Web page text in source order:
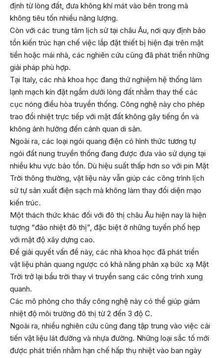
định từ lòng đất, đưa không khí mát vào bên trong mà
không tiêu tốn nhiều năng lượng.
Còn với các trung tâm lịch sử tại châu Âu, nơi quy định bảo
tồn kiến trúc hạn chế việc lắp đặt thiết bị hiện đại trên mặt
tiền hoặc mái nhà, các nghiên cứu cũng đã phát triển những
giải pháp phù hợp.
Tại Italy, các nhà khoa học đang thử nghiệm hệ thống làm
lạnh mạch kín đặt ngầm dưới lòng đất nhằm thay thế các
cục nóng điều hòa truyền thống. Công nghệ này cho phép
trao đổi nhiệt trực tiếp với mặt đất không gây tiếng ồn và
không ảnh hưởng đến cảnh quan di sản.
Ngoài ra, các loại ngói quang điện có hình thức tương tự
ngói đất nung truyền thống đang được đưa vào sử dụng tại
nhiều khu vực bảo tồn. Dù hiệu suất thấp hơn so với pin Mặt
Trời thông thường, vật liệu này vẫn giúp các công trình lịch
sử tự sản xuất điện sạch mà không làm thay đổi diện mạo
kiến trúc.
Một thách thức khác đối với đô thị châu Âu hiện nay là hiện
tượng “đảo nhiệt đô thị”, đặc biệt ở những tuyến phố hẹp
với mật độ xây dựng cao.
Để giải quyết vấn đề này, các nhà khoa học đã phát triển
vật liệu phản quang ngược có khả năng phản xạ bức xạ Mặt
Trời trở lại bầu trời thay vì truyền sang các công trình xung
quanh.
Các mô phỏng cho thấy công nghệ này có thể giúp giảm
nhiệt độ môi trường đô thị từ 2 đến 3 độ C.
Ngoài ra, nhiều nghiên cứu cũng đang tập trung vào việc cải
tiến vật liệu lát đường và nhựa đường. Những loại sắc tố mới
được phát triển nhằm hạn chế hấp thụ nhiệt vào ban ngày